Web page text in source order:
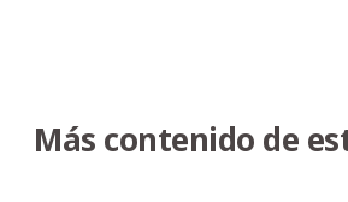
Más contenido de